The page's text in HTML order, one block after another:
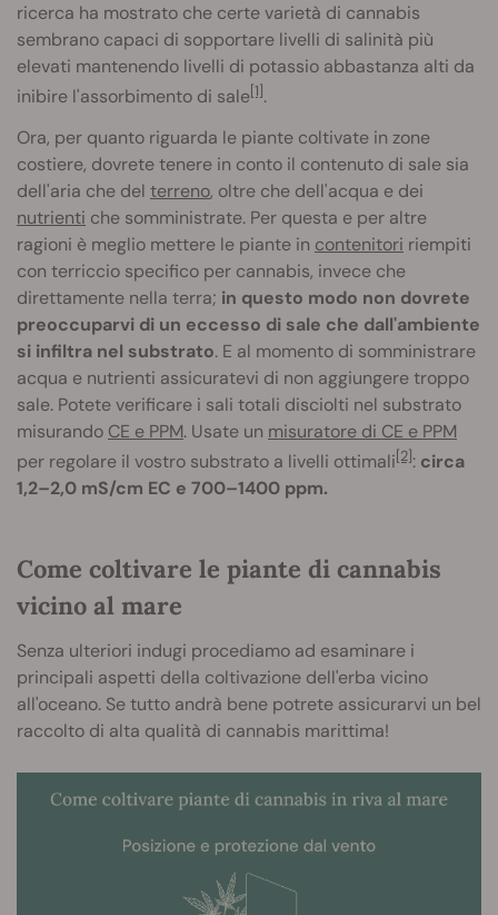
ricerca ha mostrato che certe varietà di cannabis
sembrano capaci di sopportare livelli di salinità più
elevati mantenendo livelli di potassio abbastanza alti da
inibire l'assorbimento di sale[1].
Ora, per quanto riguarda le piante coltivate in zone
costiere, dovrete tenere in conto il contenuto di sale sia
dell'aria che del terreno, oltre che dell'acqua e dei
nutrienti che somministrate. Per questa e per altre
ragioni è meglio mettere le piante in contenitori riempiti
con terriccio specifico per cannabis, invece che
direttamente nella terra; in questo modo non dovrete
preoccuparvi di un eccesso di sale che dall'ambiente
si infiltra nel substrato. E al momento di somministrare
acqua e nutrienti assicuratevi di non aggiungere troppo
sale. Potete verificare i sali totali disciolti nel substrato
misurando CE e PPM. Usate un misuratore di CE e PPM
per regolare il vostro substrato a livelli ottimali[2]: circa
1,2–2,0 mS/cm EC e 700–1400 ppm.
Come coltivare le piante di cannabis
vicino al mare
Senza ulteriori indugi procediamo ad esaminare i
principali aspetti della coltivazione dell'erba vicino
all'oceano. Se tutto andrà bene potrete assicurarvi un bel
raccolto di alta qualità di cannabis marittima!